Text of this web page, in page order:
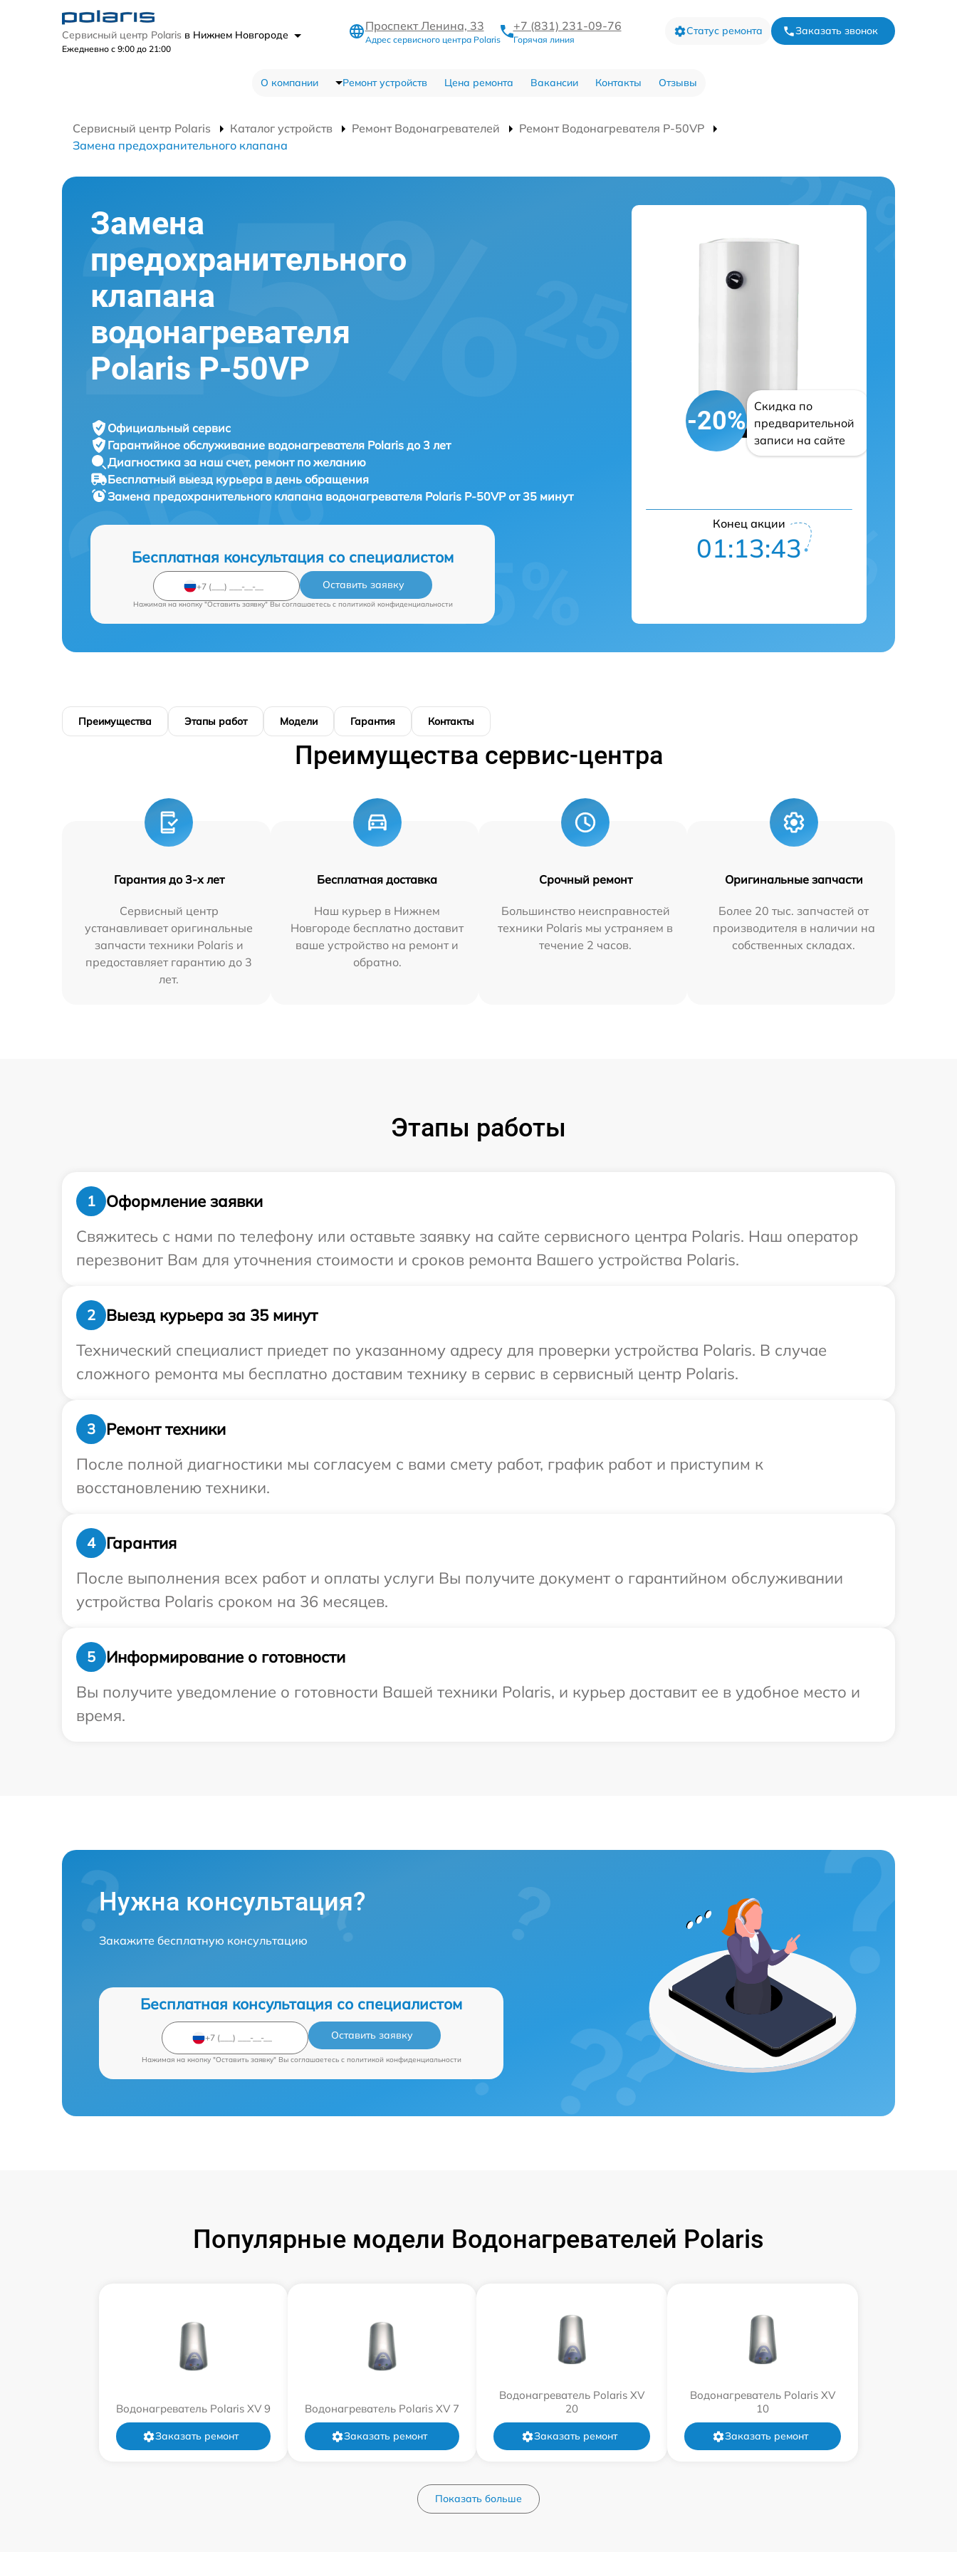
Сервисный центр Polaris в Нижнем Новгороде
Ежедневно с 9:00 до 21:00
Проспект Ленина, 33
Адрес сервисного центра Polaris
+7 (831) 231-09-76
Горячая линия
Статус ремонта Заказать звонок
О компании Ремонт устройств Цена ремонта Вакансии Контакты Отзывы
Сервисный центр Polaris Каталог устройств Ремонт Водонагревателей
Ремонт Водонагревателя P-50VP
Замена предохранительного клапана
Замена
предохранительного
клапана
водонагревателя
Polaris P-50VP
Официальный сервис
Гарантийное обслуживание водонагревателя Polaris до 3 лет
Диагностика за наш счет, ремонт по желанию
Бесплатный выезд курьера в день обращения
Замена предохранительного клапана водонагревателя Polaris P-50VP от 35 минут
Бесплатная консультация со специалистом
Оставить заявку
Нажимая на кнопку "Оставить заявку" Вы соглашаетесь c политикой конфиденциальности
-20%
Скидка по
предварительной
записи на сайте
Конец акции
01:13:42
Преимущества Этапы работ Модели Гарантия Контакты
Преимущества сервис-центра
Гарантия до 3-х лет
Сервисный центр
устанавливает оригинальные
запчасти техники Polaris и
предоставляет гарантию до 3
лет.
Бесплатная доставка
Наш курьер в Нижнем
Новгороде бесплатно доставит
ваше устройство на ремонт и
обратно.
Срочный ремонт
Большинство неисправностей
техники Polaris мы устраняем в
течение 2 часов.
Оригинальные запчасти
Более 20 тыс. запчастей от
производителя в наличии на
собственных складах.
Этапы работы
1
Оформление заявки
Свяжитесь с нами по телефону или оставьте заявку на сайте сервисного центра Polaris. Наш оператор
перезвонит Вам для уточнения стоимости и сроков ремонта Вашего устройства Polaris.
2
Выезд курьера за 35 минут
Технический специалист приедет по указанному адресу для проверки устройства Polaris. В случае
сложного ремонта мы бесплатно доставим технику в сервис в сервисный центр Polaris.
3
Ремонт техники
После полной диагностики мы согласуем с вами смету работ, график работ и приступим к
восстановлению техники.
4
Гарантия
После выполнения всех работ и оплаты услуги Вы получите документ о гарантийном обслуживании
устройства Polaris сроком на 36 месяцев.
5
Информирование о готовности
Вы получите уведомление о готовности Вашей техники Polaris, и курьер доставит ее в удобное место и
время.
Нужна консультация?
Закажите бесплатную консультацию
Бесплатная консультация со специалистом
Оставить заявку
Нажимая на кнопку "Оставить заявку" Вы соглашаетесь c политикой конфиденциальности
Популярные модели Водонагревателей Polaris
Водонагреватель Polaris XV 9
Заказать ремонт
Водонагреватель Polaris XV 7
Заказать ремонт
Водонагреватель Polaris XV
20
Заказать ремонт
Водонагреватель Polaris XV
10
Заказать ремонт
Показать больше